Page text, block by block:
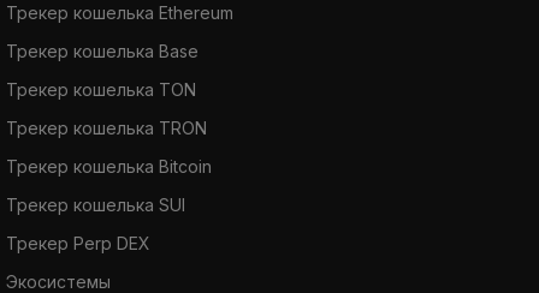
Трекер кошелька Ethereum
Трекер кошелька Base
Трекер кошелька TON
Трекер кошелька TRON
Трекер кошелька Bitcoin
Трекер кошелька SUI
Трекер Perp DEX
Экосистемы